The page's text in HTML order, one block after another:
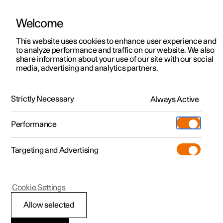
Polestar 2
Polestar 3
Polestar 4
Pre-owned
Köpa
Mer
Upptäck Polestar 2
Provkörning
Upptäck Polestar 3
Provkörning
Upptäck Polestar 4
Provkörning
Erbjudanden privatkund
Erbjudanden företag
Tillgängliga bilar
Designa och beställ
Pre-owned
Provkörning
Extras
(Öppnas i ett nytt fönster)
Experiences
Tjänstebil och företag
Besök
Serviceställen
Ägande
Support
Om Polestar
Hållbarhet
Cirkularitet
råvaror, längre livslängd och minimalt avfall i slutet av
Welcome
This website uses cookies to enhance user experience and
to analyze performance and traffic on our website. We also
share information about your use of our site with our social
media, advertising and analytics partners.
Strictly Necessary Always Active
Performance
Targeting and Advertising
Allow selected
Cookie Settings